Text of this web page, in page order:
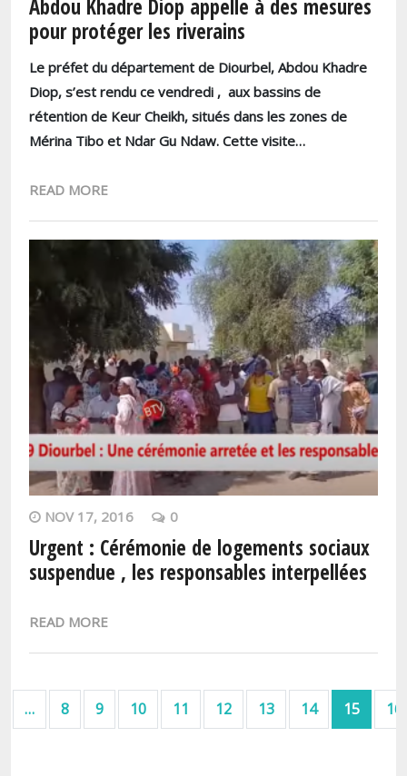
Abdou Khadre Diop appelle à des mesures
pour protéger les riverains
Le préfet du département de Diourbel, Abdou Khadre
Diop, s’est rendu ce vendredi , aux bassins de
rétention de Keur Cheikh, situés dans les zones de
Mérina Tibo et Ndar Gu Ndaw. Cette visite…
READ MORE
NOV 17, 2016 0
Urgent : Cérémonie de logements sociaux
suspendue , les responsables interpellées
READ MORE
Pagination
page
précédente
… 8 9 10 11 12 13 14 15 16